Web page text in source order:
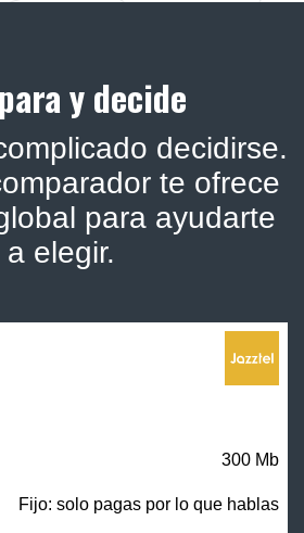
y decide
decidirse.
te ofrece
para ayudarte
a elegir.
300 Mb
Fijo: solo pagas por lo que hablas